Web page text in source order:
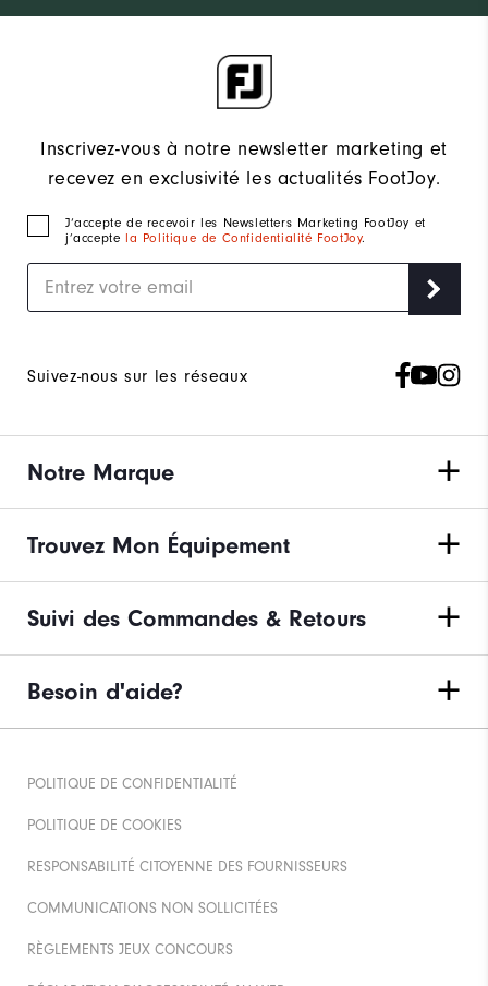
Inscrivez-vous à notre newsletter marketing et
recevez en exclusivité les actualités FootJoy.
J‘accepte de recevoir les Newsletters Marketing FootJoy et
j’accepte la Politique de Confidentialité FootJoy.
Suivez-nous sur les réseaux
Notre Marque
Trouvez Mon Équipement
Suivi des Commandes & Retours
Besoin d'aide?
POLITIQUE DE CONFIDENTIALITÉ
POLITIQUE DE COOKIES
RESPONSABILITÉ CITOYENNE DES FOURNISSEURS
COMMUNICATIONS NON SOLLICITÉES
RÈGLEMENTS JEUX CONCOURS